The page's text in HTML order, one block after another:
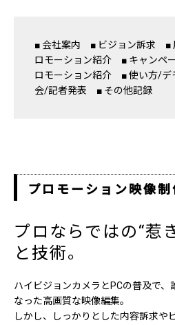
■ 会社案内 ■ ビジョン訴求 ■
ロモーション紹介 ■ キャンペ
ロモーション紹介 ■ 使い方/
会/記者発表 ■ その他記録
プロモーション映像制
プロならではの“惹
と技術。
ハイビジョンカメラとPCの普及で
なった高画質な映像編集。
しかし、しっかりとした内容訴求や